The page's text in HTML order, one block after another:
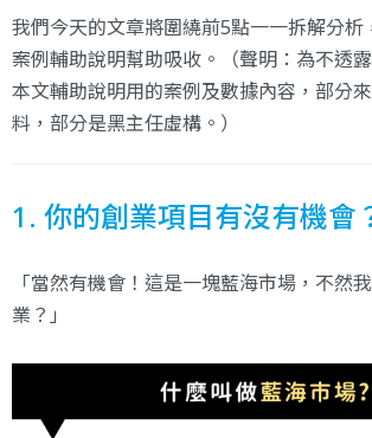
我們今天的文章將圍繞前5點一一拆解分析
案例輔助說明幫助吸收。（聲明：為不透
本文輔助說明用的案例及數據內容，部分
料，部分是黑主任虛構。）
1. 你的創業項目有沒有機會
「當然有機會！這是一塊藍海市場，不然
業？」